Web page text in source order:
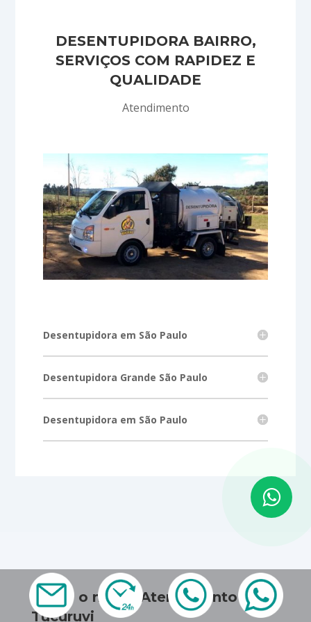
DESENTUPIDORA BAIRRO,
SERVIÇOS COM RAPIDEZ E
QUALIDADE
Atendimento
Desentupidora em São Paulo
Desentupidora Grande São Paulo
Desentupidora em São Paulo
Sobre o nosso Atendimento em
Tucuruvi